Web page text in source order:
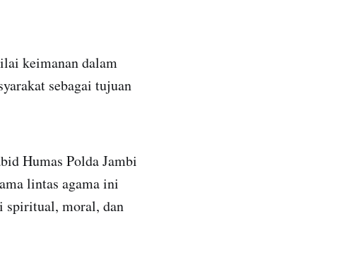
keimanan dalam
sebagai tujuan
Humas Polda Jambi
lintas agama ini
spiritual, moral, dan